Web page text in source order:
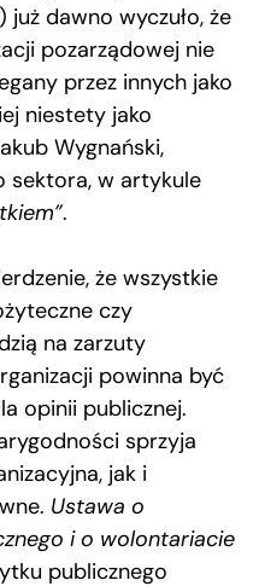
dawno wyczuło, że
pozarządowej nie
przez innych jako
niestety jako
Wygnański,
sektora, w artykule
.
że wszystkie
czy
na zarzuty
powinna być
opinii publicznej.
sprzyja
jak i
Ustawa o
i o wolontariacie
publicznego